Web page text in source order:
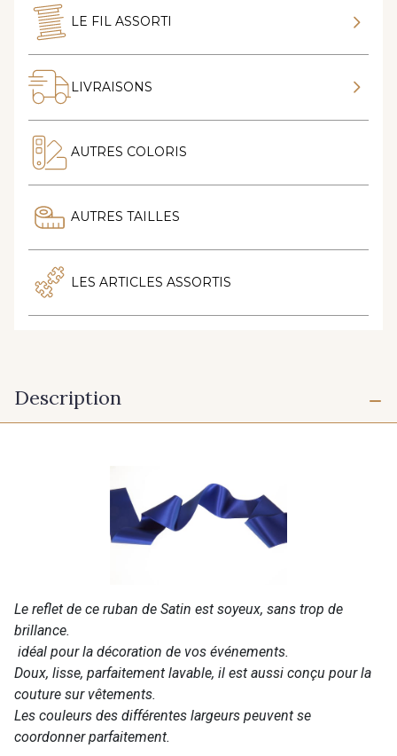
LE FIL ASSORTI
LIVRAISONS
AUTRES COLORIS
AUTRES TAILLES
LES ARTICLES ASSORTIS
Description
Le reflet de ce ruban de Satin est soyeux, sans trop de
brillance.
idéal pour la décoration de vos événements.
Doux, lisse, parfaitement lavable, il est aussi conçu pour la
couture sur vêtements.
Les couleurs des différentes largeurs peuvent se
coordonner parfaitement.